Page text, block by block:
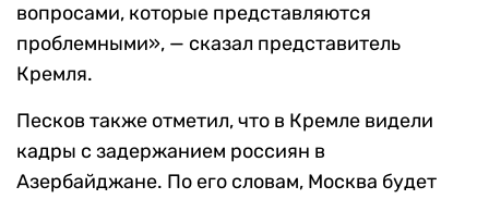
вопросами, которые представляются
проблемными», — сказал представитель
Кремля.
Песков также отметил, что в Кремле видели
кадры с задержанием россиян в
Азербайджане. По его словам, Москва будет